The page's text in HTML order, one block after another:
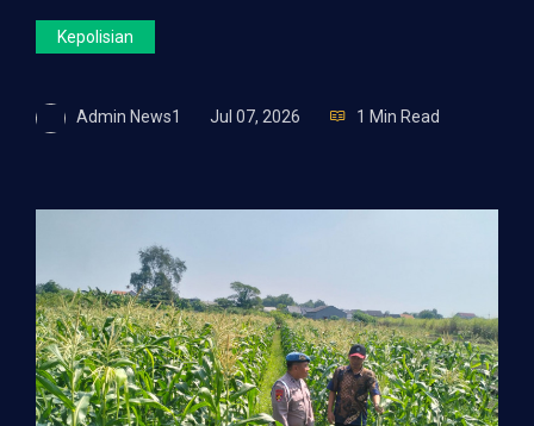
Kepolisian
Admin News1 Jul 07, 2026 1 Min Read